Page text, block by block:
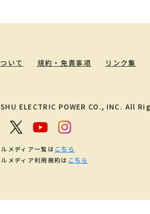
いて 規約・免責事項 リンク集
ELECTRIC POWER CO., INC. All
メディア一覧は こちら
メディア利用規約は こちら